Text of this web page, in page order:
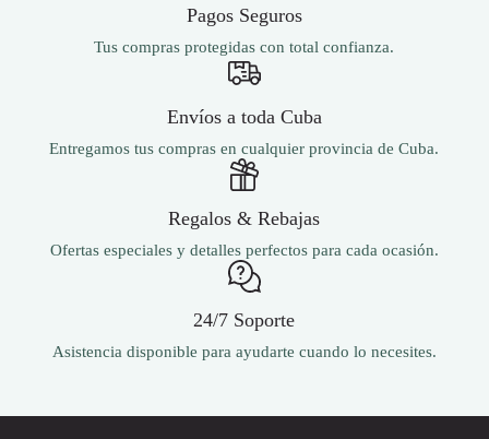
Pagos Seguros
Tus compras protegidas con total confianza.
Envíos a toda Cuba
Entregamos tus compras en cualquier provincia de Cuba.
Regalos & Rebajas
Ofertas especiales y detalles perfectos para cada ocasión.
24/7 Soporte
Asistencia disponible para ayudarte cuando lo necesites.